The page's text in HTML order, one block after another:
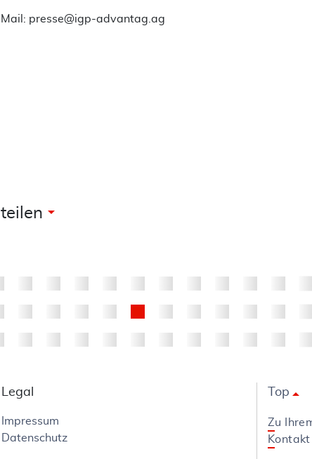
Mail: presse@igp-advantag.ag
teilen arrow_drop_down
Legal
Impressum
Datenschutz
Toparrow_drop_up
Zu
Kontakt